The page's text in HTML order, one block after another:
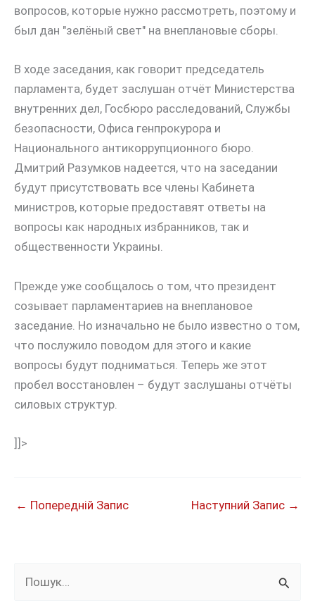
вопросов, которые нужно рассмотреть, поэтому и
был дан "зелёный свет" на внеплановые сборы.
В ходе заседания, как говорит председатель
парламента, будет заслушан отчёт Министерства
внутренних дел, Госбюро расследований, Службы
безопасности, Офиса генпрокурора и
Национального антикоррупционного бюро.
Дмитрий Разумков надеется, что на заседании
будут присутствовать все члены Кабинета
министров, которые предоставят ответы на
вопросы как народных избранников, так и
общественности Украины.
Прежде уже сообщалось о том, что президент
созывает парламентариев на внеплановое
заседание. Но изначально не было известно о том,
что послужило поводом для этого и какие
вопросы будут подниматься. Теперь же этот
пробел восстановлен – будут заслушаны отчёты
силовых структур.
]]>
← Попередній Запис Наступний Запис →